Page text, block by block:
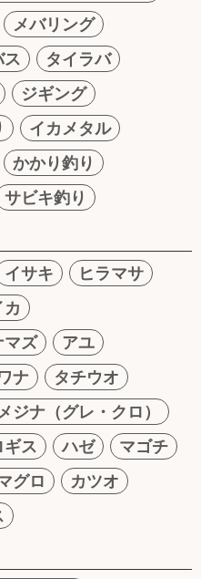
メバリング
タイラバ
ジギング
イカメタル
かかり釣り
サビキ釣り
イサキ
ヒラマサ
マズ
アユ
ナ
タチウオ
メジナ（グレ・クロ）
ギス ハゼ
マゴチ
グロ
カツオ